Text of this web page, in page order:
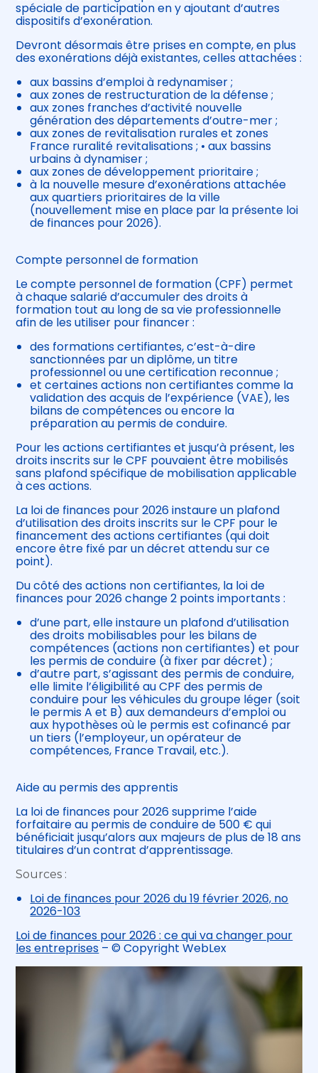
spéciale de participation en y ajoutant d’autres
dispositifs d’exonération.
Devront désormais être prises en compte, en plus
des exonérations déjà existantes, celles attachées :
aux bassins d’emploi à redynamiser ;
aux zones de restructuration de la défense ;
aux zones franches d’activité nouvelle
génération des départements d’outre-mer ;
aux zones de revitalisation rurales et zones
France ruralité revitalisations ; • aux bassins
urbains à dynamiser ;
aux zones de développement prioritaire ;
à la nouvelle mesure d’exonérations attachée
aux quartiers prioritaires de la ville
(nouvellement mise en place par la présente loi
de finances pour 2026).
Compte personnel de formation
Le compte personnel de formation (CPF) permet
à chaque salarié d’accumuler des droits à
formation tout au long de sa vie professionnelle
afin de les utiliser pour financer :
des formations certifiantes, c’est-à-dire
sanctionnées par un diplôme, un titre
professionnel ou une certification reconnue ;
et certaines actions non certifiantes comme la
validation des acquis de l’expérience (VAE), les
bilans de compétences ou encore la
préparation au permis de conduire.
Pour les actions certifiantes et jusqu’à présent, les
droits inscrits sur le CPF pouvaient être mobilisés
sans plafond spécifique de mobilisation applicable
à ces actions.
La loi de finances pour 2026 instaure un plafond
d’utilisation des droits inscrits sur le CPF pour le
financement des actions certifiantes (qui doit
encore être fixé par un décret attendu sur ce
point).
Du côté des actions non certifiantes, la loi de
finances pour 2026 change 2 points importants :
d’une part, elle instaure un plafond d’utilisation
des droits mobilisables pour les bilans de
compétences (actions non certifiantes) et pour
les permis de conduire (à fixer par décret) ;
d’autre part, s’agissant des permis de conduire,
elle limite l’éligibilité au CPF des permis de
conduire pour les véhicules du groupe léger (soit
le permis A et B) aux demandeurs d’emploi ou
aux hypothèses où le permis est cofinancé par
un tiers (l’employeur, un opérateur de
compétences, France Travail, etc.).
Aide au permis des apprentis
La loi de finances pour 2026 supprime l’aide
forfaitaire au permis de conduire de 500 € qui
bénéficiait jusqu’alors aux majeurs de plus de 18 ans
titulaires d’un contrat d’apprentissage.
Sources :
Loi de finances pour 2026 du 19 février 2026, no
2026-103
Loi de finances pour 2026 : ce qui va changer pour
les entreprises – © Copyright WebLex